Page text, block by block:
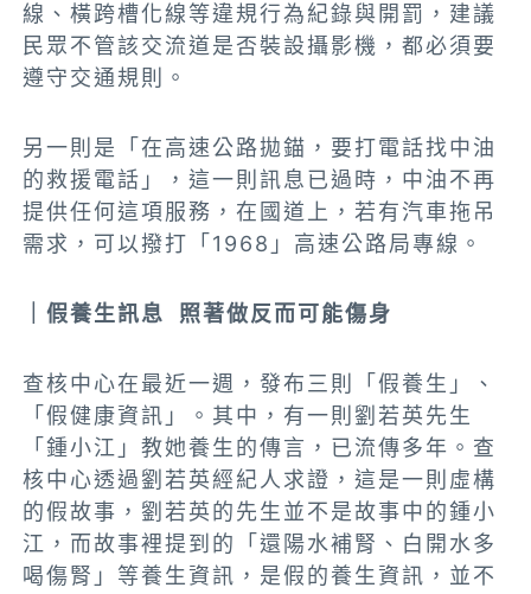
線、橫跨槽化線等違規行為紀錄與開罰，建議
民眾不管該交流道是否裝設攝影機，都必須要
遵守交通規則。
另一則是「在高速公路拋錨，要打電話找中油
的救援電話」，這一則訊息已過時，中油不再
提供任何這項服務，在國道上，若有汽車拖吊
需求，可以撥打「1968」高速公路局專線。
｜假養生訊息 照著做反而可能傷身
查核中心在最近一週，發布三則「假養生」、
「假健康資訊」。其中，有一則劉若英先生
「鍾小江」教她養生的傳言，已流傳多年。查
核中心透過劉若英經紀人求證，這是一則虛構
的假故事，劉若英的先生並不是故事中的鍾小
江，而故事裡提到的「還陽水補腎、白開水多
喝傷腎」等養生資訊，是假的養生資訊，並不